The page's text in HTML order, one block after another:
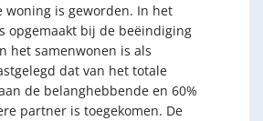
woning is geworden. In het
opgemaakt bij de beëindiging
het samenwonen is als
dat van het totale
de belanghebbende en 60%
partner is toegekomen. De